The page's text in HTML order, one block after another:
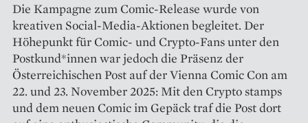
Die Kampagne zum Comic-Release wurde von
kreativen Social-Media-Aktionen begleitet. Der
Höhepunkt für Comic- und Crypto-Fans unter den
Postkund*innen war jedoch die Präsenz der
Österreichischen Post auf der Vienna Comic Con am
22. und 23. November 2025: Mit den Crypto stamps
und dem neuen Comic im Gepäck traf die Post dort